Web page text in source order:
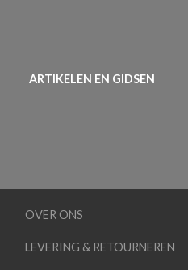
ARTIKELEN EN GIDSEN
OVER ONS
LEVERING & RETOURNEREN